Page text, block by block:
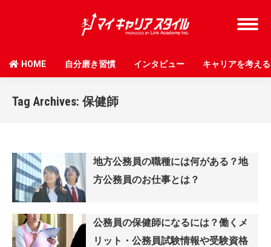
HOME 自分磨き習慣 インタビュー キャリアを考える
Tag Archives: 保健師
地方公務員の職種には何がある？地
方公務員のお仕事とは？
公務員の保健師になるには？働くメ
リット・公務員試験情報や受験資格